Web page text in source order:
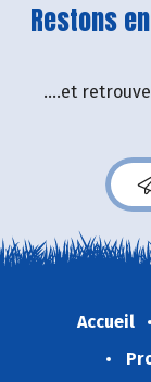
Restons
....et
Accueil